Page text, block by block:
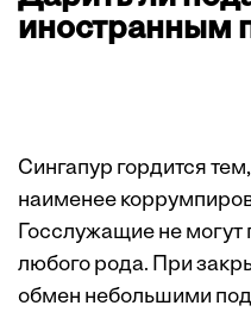
иностранным
Сингапур гордится
наименее
Госслужащие не могут
любого рода. При
обмен небольшими